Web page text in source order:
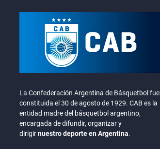
La Confederación Argentina de Básquetbol fue
constituida el 30 de agosto de 1929. CAB es la
entidad madre del básquetbol argentino,
encargada de difundir, organizar y
dirigirnuestro deporte en Argentina.